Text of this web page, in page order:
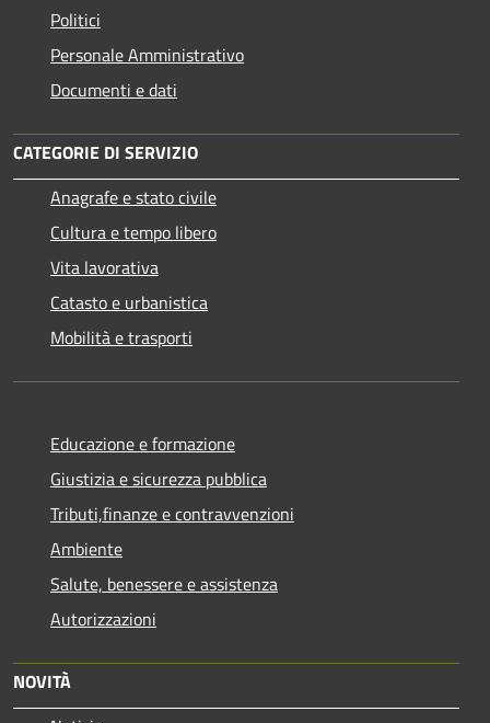
Politici
Personale Amministrativo
Documenti e dati
CATEGORIE DI SERVIZIO
Anagrafe e stato civile
Cultura e tempo libero
Vita lavorativa
Catasto e urbanistica
Mobilità e trasporti
Educazione e formazione
Giustizia e sicurezza pubblica
Tributi,finanze e contravvenzioni
Ambiente
Salute, benessere e assistenza
Autorizzazioni
NOVITÀ